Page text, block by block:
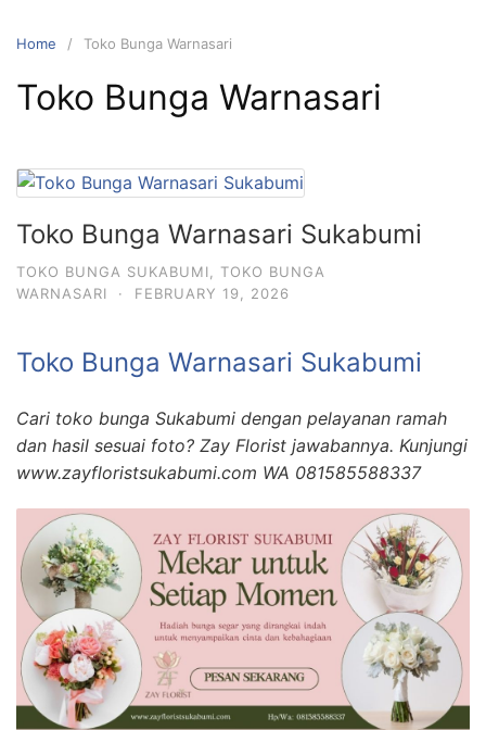
Home Toko Bunga Warnasari
Toko Bunga Warnasari
Toko Bunga Warnasari Sukabumi
TOKO BUNGA SUKABUMI
TOKO BUNGA
WARNASARI
· FEBRUARY 19, 2026
Toko Bunga Warnasari Sukabumi
Cari toko bunga Sukabumi dengan pelayanan ramah
dan hasil sesuai foto? Zay Florist jawabannya. Kunjungi
www.zayfloristsukabumi.com WA 081585588337